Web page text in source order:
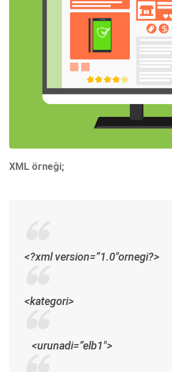
XML örneği;
<?xml version=”1.0″ornegi?>
<kategori>
<urunadi=”elb1″>